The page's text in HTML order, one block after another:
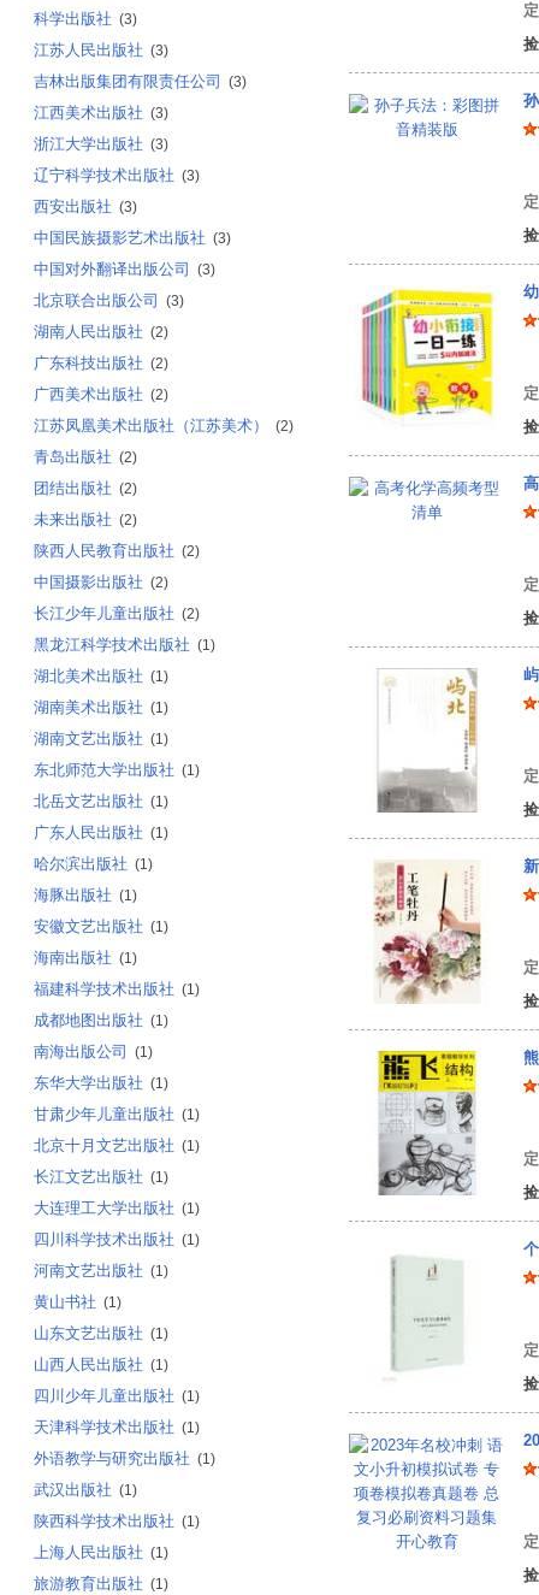
科学出版社 (3)
江苏人民出版社 (3)
吉林出版集团有限责任公司 (3)
江西美术出版社 (3)
浙江大学出版社 (3)
辽宁科学技术出版社 (3)
西安出版社 (3)
中国民族摄影艺术出版社 (3)
中国对外翻译出版公司 (3)
北京联合出版公司 (3)
湖南人民出版社 (2)
广东科技出版社 (2)
广西美术出版社 (2)
江苏凤凰美术出版社（江苏美术） (2)
青岛出版社 (2)
团结出版社 (2)
未来出版社 (2)
陕西人民教育出版社 (2)
中国摄影出版社 (2)
长江少年儿童出版社 (2)
黑龙江科学技术出版社 (1)
湖北美术出版社 (1)
湖南美术出版社 (1)
湖南文艺出版社 (1)
东北师范大学出版社 (1)
北岳文艺出版社 (1)
广东人民出版社 (1)
哈尔滨出版社 (1)
海豚出版社 (1)
安徽文艺出版社 (1)
海南出版社 (1)
福建科学技术出版社 (1)
成都地图出版社 (1)
南海出版公司 (1)
东华大学出版社 (1)
甘肃少年儿童出版社 (1)
北京十月文艺出版社 (1)
长江文艺出版社 (1)
大连理工大学出版社 (1)
四川科学技术出版社 (1)
河南文艺出版社 (1)
黄山书社 (1)
山东文艺出版社 (1)
山西人民出版社 (1)
四川少年儿童出版社 (1)
天津科学技术出版社 (1)
外语教学与研究出版社 (1)
武汉出版社 (1)
陕西科学技术出版社 (1)
上海人民出版社 (1)
旅游教育出版社 (1)